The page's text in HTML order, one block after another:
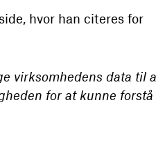
hvor han citeres for
virksomhedens data til
for at kunne forstå